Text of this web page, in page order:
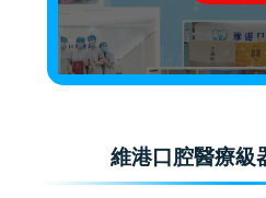
維港口腔醫療級